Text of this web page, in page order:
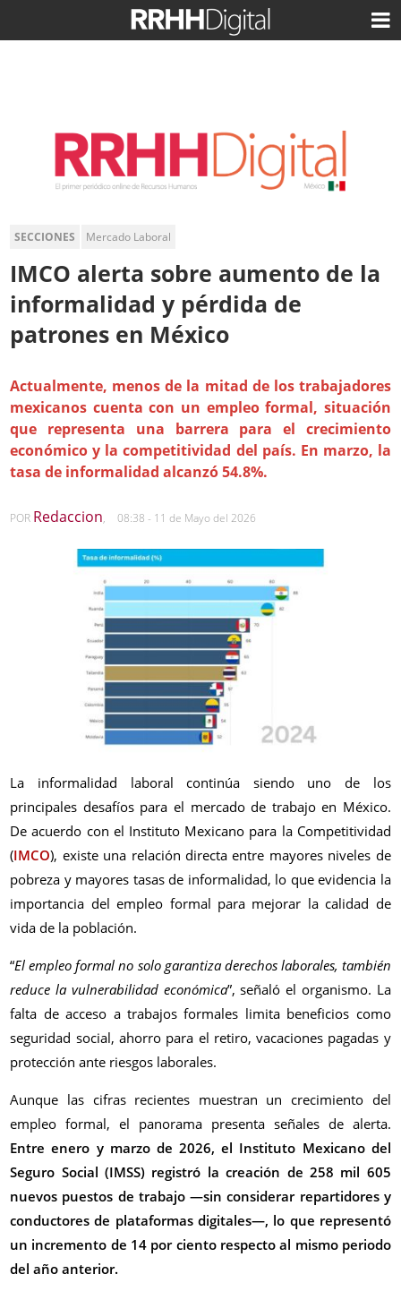
SECCIONES Mercado Laboral
IMCO alerta sobre aumento de la
informalidad y pérdida de
patrones en México
Actualmente, menos de la mitad de los trabajadores
mexicanos cuenta con un empleo formal, situación
que representa una barrera para el crecimiento
económico y la competitividad del país. En marzo, la
tasa de informalidad alcanzó 54.8%.
POR Redaccion, 08:38 - 11 de Mayo del 2026
La informalidad laboral continúa siendo uno de los
principales desafíos para el mercado de trabajo en México.
De acuerdo con el Instituto Mexicano para la Competitividad
(IMCO), existe una relación directa entre mayores niveles de
pobreza y mayores tasas de informalidad, lo que evidencia la
importancia del empleo formal para mejorar la calidad de
vida de la población.
“El empleo formal no solo garantiza derechos laborales, también
reduce la vulnerabilidad económica”, señaló el organismo. La
falta de acceso a trabajos formales limita beneficios como
seguridad social, ahorro para el retiro, vacaciones pagadas y
protección ante riesgos laborales.
Aunque las cifras recientes muestran un crecimiento del
empleo formal, el panorama presenta señales de alerta.
Entre enero y marzo de 2026, el Instituto Mexicano del
Seguro Social (IMSS) registró la creación de 258 mil 605
nuevos puestos de trabajo —sin considerar repartidores y
conductores de plataformas digitales—, lo que representó
un incremento de 14 por ciento respecto al mismo periodo
del año anterior.